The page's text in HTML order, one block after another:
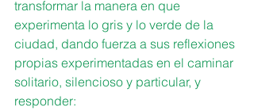
transformar la manera en que
experimenta lo gris y lo verde de la
ciudad, dando fuerza a sus reflexiones
propias experimentadas en el caminar
solitario, silencioso y particular, y
responder: